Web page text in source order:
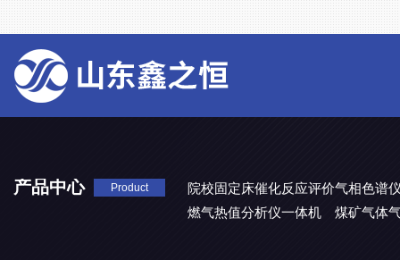
产品中心 Product
院校固定床催化反应评价气相色谱
燃气热值分析仪一体机
煤矿气体